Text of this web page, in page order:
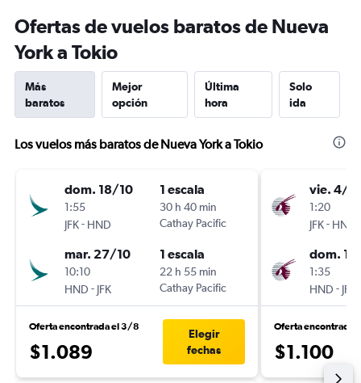
Ofertas de vuelos baratos de Nueva
York a Tokio
Más
baratos
Mejor
opción
Última
hora
Solo
ida
Los vuelos más baratos de Nueva York a Tokio
dom. 18/10
1:55
JFK- HND
1 escala
30 h 40 min
Cathay Pacific
mar. 27/10
10:10
HND - JFK
1 escala
22 h 55 min
Cathay Pacific
Oferta encontrada el 3/8
$1.089
Elegir
fechas
vie. 4/9
1:20
JFK- HND
dom.
1:35
HND - JFK
Oferta encontrada
$1.100